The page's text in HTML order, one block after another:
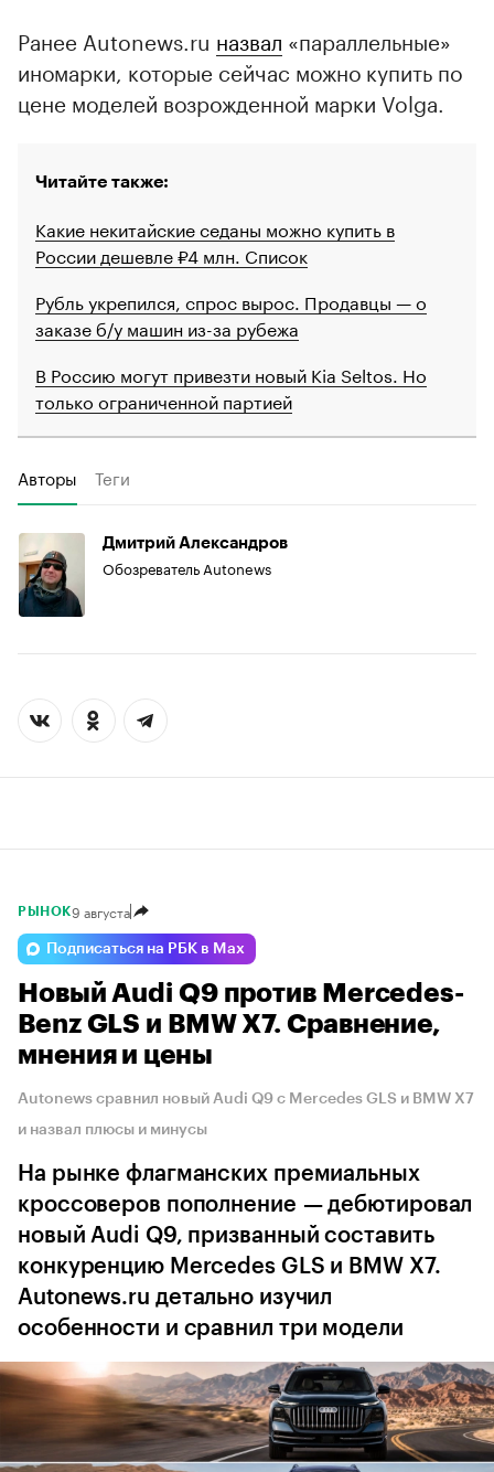
Ранее Autonews.ru назвал «параллельные»
иномарки, которые сейчас можно купить по
цене моделей возрожденной марки Volga.
Читайте также:
Какие некитайские седаны можно купить в
России дешевле ₽4 млн. Список
Рубль укрепился, спрос вырос. Продавцы — о
заказе б/у машин из-за рубежа
В Россию могут привезти новый Kia Seltos. Но
только ограниченной партией
Авторы Теги
Дмитрий Александров
Обозреватель Autonews
РЫНОК9 августа
Подписаться на РБК в Max
Новый Audi Q9 против Mercedes-
Benz GLS и BMW X7. Сравнение,
мнения и цены
Autonews сравнил новый Audi Q9 с Mercedes GLS и BMW X7
и назвал плюсы и минусы
На рынке флагманских премиальных
кроссоверов пополнение — дебютировал
новый Audi Q9, призванный составить
конкуренцию Mercedes GLS и BMW X7.
Autonews.ru детально изучил
особенности и сравнил три модели